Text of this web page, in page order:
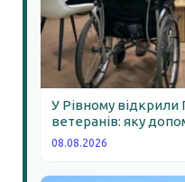
У Рівному відкрили
ветеранів: яку
08.08.2026